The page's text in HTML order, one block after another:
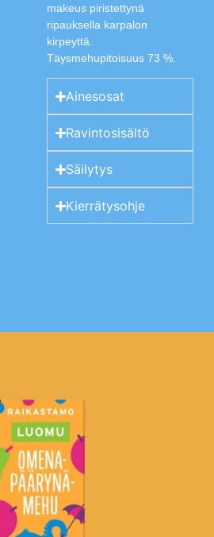
makeus piristettynä
ripauksella karpalon
kirpeyttä.
Täysmehupitoisuus 73 %.
Ainesosat
Ravintosisältö
Säilytys
Kierrätysohje